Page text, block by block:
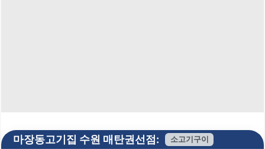
마장동고기집 수원 매탄권선점: 소고기구이